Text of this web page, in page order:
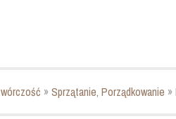
»Sprzątanie, Porządkowanie »